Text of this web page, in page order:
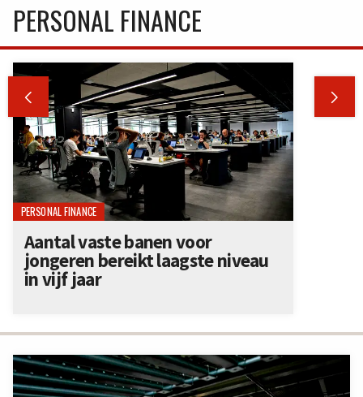
PERSONAL FINANCE
 
PERSONAL FINANCE
Aantal vaste banen voor
jongeren bereikt laagste niveau
in vijf jaar